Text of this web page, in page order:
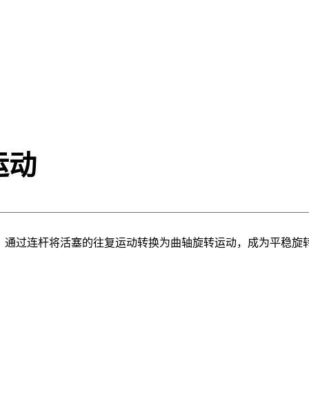
动
过连杆将活塞的往复运动转换为曲轴旋转运动，成为平稳旋